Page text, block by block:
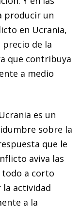
producir un
en Ucrania,
de la
que contribuya
a medio
es un
sobre la
que le
aviva las
todo a corto
actividad
a la